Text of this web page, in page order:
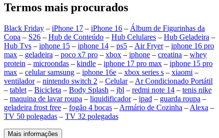
Termos mais procurados
Black Friday – iPhone 17 – iPhone 16 – Álbum de Figurinhas da
Copa – S26 – Hub de Conteúdo – Hub Celulares – Hub Geladeira –
Hub Tvs – iphone 15 – iphone 14 – ps5 – Air Fryer– iphone 16 pro
max – geladeira – poco x7 pro – xbox – iphone – creatina – whey
protein – microondas – kindle – iphone 17 pro max – iphone 15 pro
max – celular samsung – iphone 16e – xbox series s – xiaomi –
ventilador– nintendo switch 2 – Celular– Ar Condicionado Portátil
– tablet – Bicicleta – Body Splash – jbl – redmi note 14 – tenis nike
– maquina de lavar roupa – liquidificador– ipad – guarda roupa –
geladeira frost free – fogão 4 bocas – Armário de Cozinha – Alexa –
TV 50 polegadas – TV 32 polegadas
Mais informações